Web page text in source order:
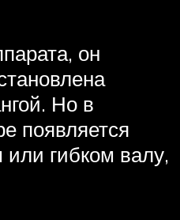
он
Но в
появляется
гибком валу,